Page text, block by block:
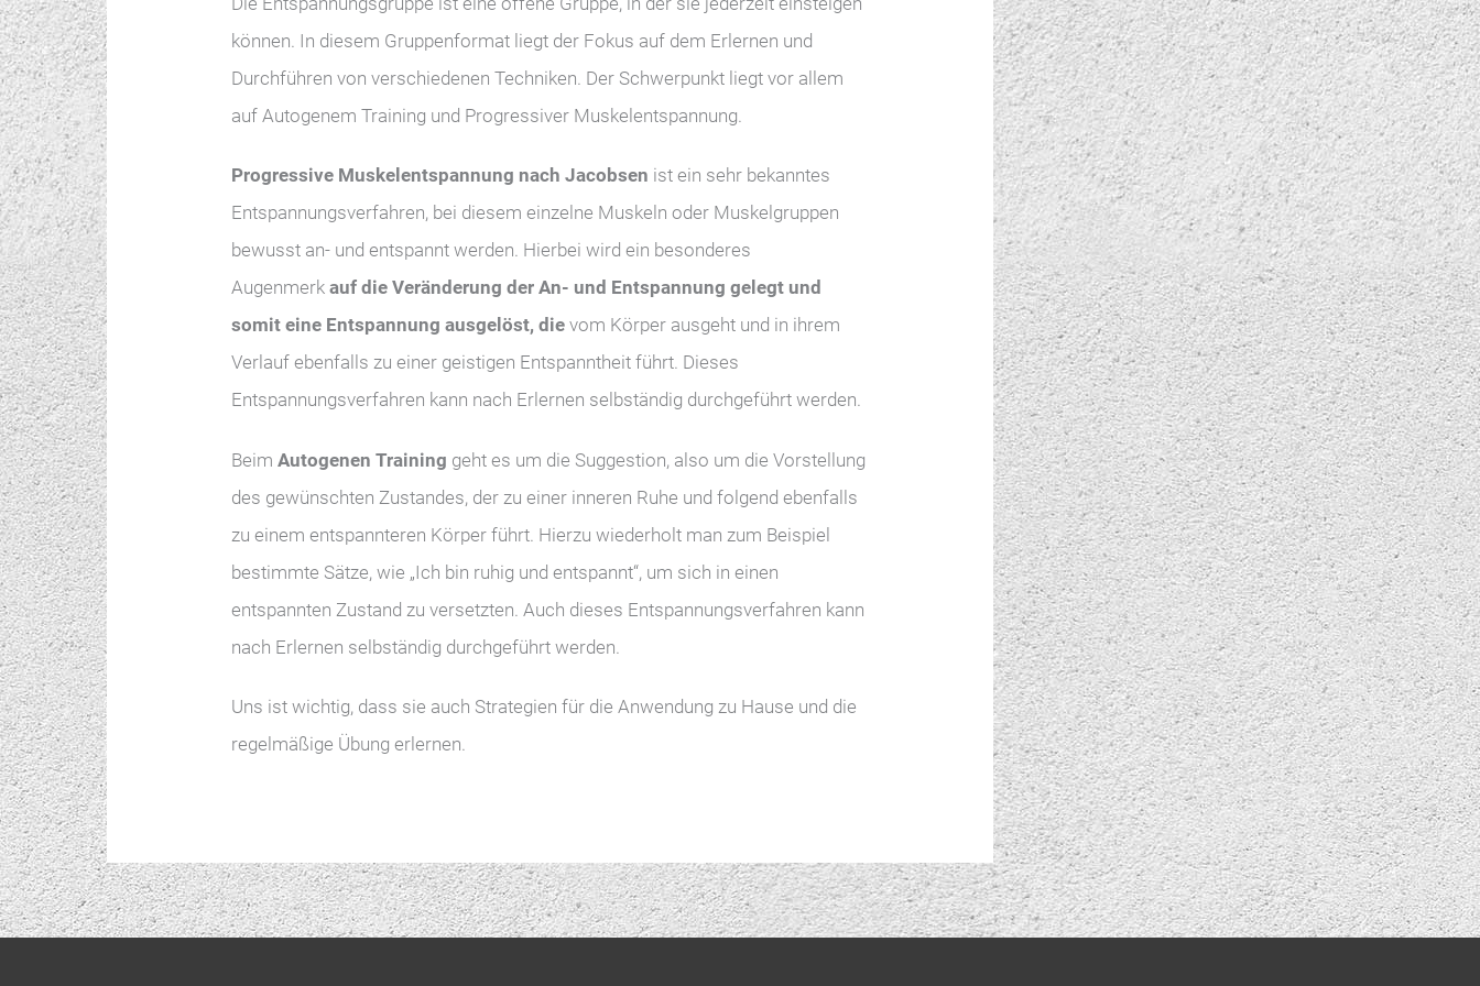
können. In diesem Gruppenformat liegt der Fokus auf dem Erlernen und
Durchführen von verschiedenen Techniken. Der Schwerpunkt liegt vor allem
auf Autogenem Training und Progressiver Muskelentspannung.
Progressive Muskelentspannung nach Jacobsen ist ein sehr bekanntes
Entspannungsverfahren, bei diesem einzelne Muskeln oder Muskelgruppen
bewusst an- und entspannt werden. Hierbei wird ein besonderes
Augenmerkauf die Veränderung der An- und Entspannung gelegt und
somit eine Entspannung ausgelöst, die vom Körper ausgeht und in ihrem
Verlauf ebenfalls zu einer geistigen Entspanntheit führt. Dieses
Entspannungsverfahren kann nach Erlernen selbständig durchgeführt werden.
BeimAutogenen Training geht es um die Suggestion, also um die Vorstellung
des gewünschten Zustandes, der zu einer inneren Ruhe und folgend ebenfalls
zu einem entspannteren Körper führt. Hierzu wiederholt man zum Beispiel
bestimmte Sätze, wie „Ich bin ruhig und entspannt“, um sich in einen
entspannten Zustand zu versetzten. Auch dieses Entspannungsverfahren kann
nach Erlernen selbständig durchgeführt werden.
Uns ist wichtig, dass sie auch Strategien für die Anwendung zu Hause und die
regelmäßige Übung erlernen.